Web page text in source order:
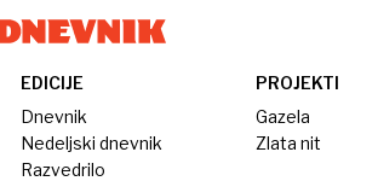
EDICIJE
Dnevnik
Nedeljski dnevnik
Razvedrilo
PROJEKTI
Gazela
Zlata nit